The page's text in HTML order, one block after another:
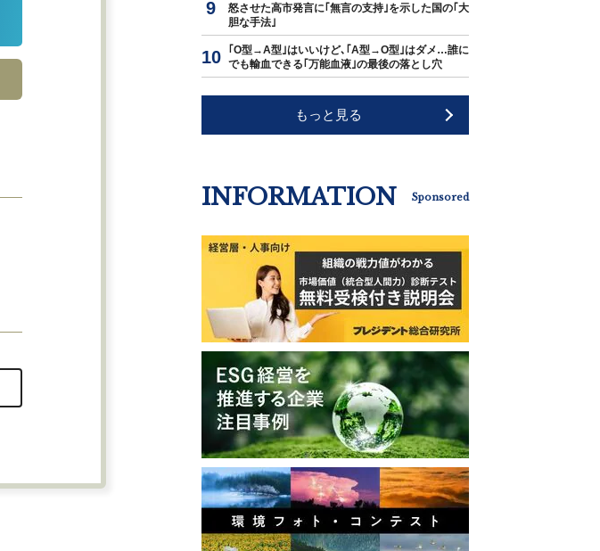
怒させた高市発言に｢無言の支持｣を示した国の｢大
胆な手法｣
｢O型→A型｣はいいけど､｢A型→O型｣はダメ…誰に
でも輸血できる｢万能血液｣の最後の落とし穴
もっと見る
INFORMATION Sponsored